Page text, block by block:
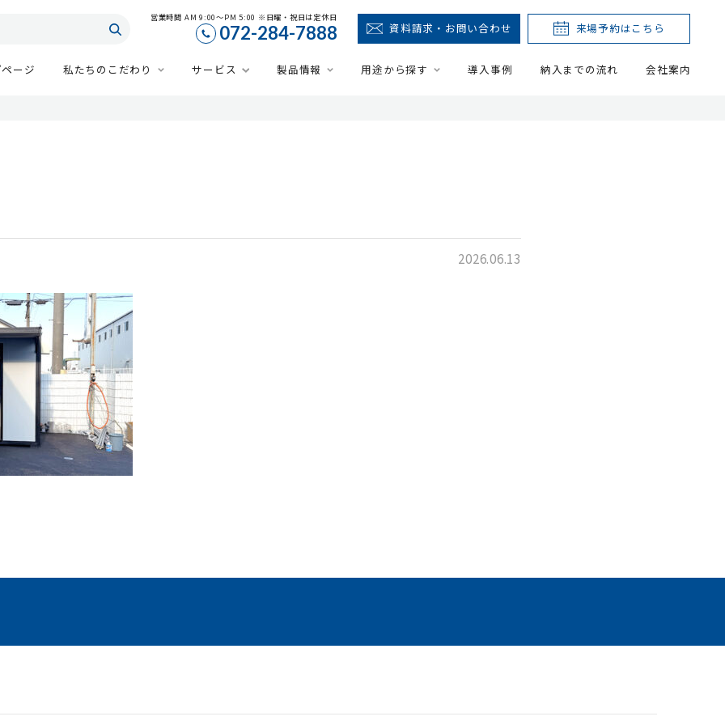
営業時間 AM 9:00～PM 5:00 ※日曜・祝日は定休日
072-284-7888 資料請求・お問い合わせ 来場予約はこちら
ージ 私たちのこだわり サービス 製品情報 用途から探す 導入事例 納入までの流れ 会社案内
2026.06.13